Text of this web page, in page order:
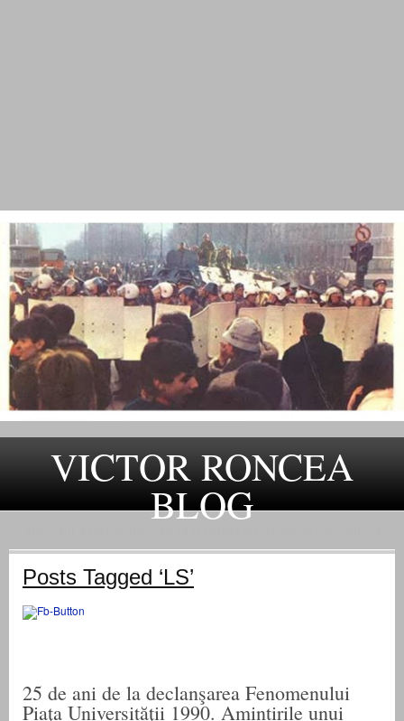
VICTOR RONCEA
BLOG
Posts Tagged ‘LS’
25 de ani de la declanşarea Fenomenului
Piaţa Universităţii 1990. Amintirile unui